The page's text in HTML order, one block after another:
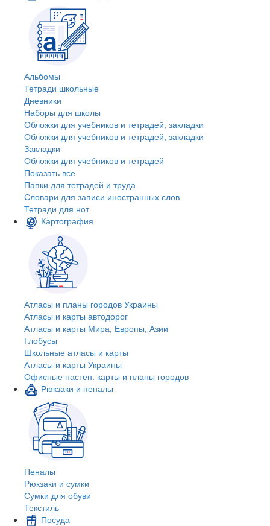
Альбомы
Тетради школьные
Дневники
Наборы для школы
Обложки для учебников и тетрадей, закладки
Обложки для учебников и тетрадей, закладки
Закладки
Обложки для учебников и тетрадей
Показать все
Папки для тетрадей и труда
Словари для записи иностранных слов
Тетради для нот
Картография
Атласы и планы городов Украины
Атласы и карты автодорог
Атласы и карты Мира, Европы, Азии
Глобусы
Школьные атласы и карты
Атласы и карты Украины
Офисные настен. карты и планы городов
Рюкзаки и пеналы
Пеналы
Рюкзаки и сумки
Сумки для обуви
Текстиль
Посуда